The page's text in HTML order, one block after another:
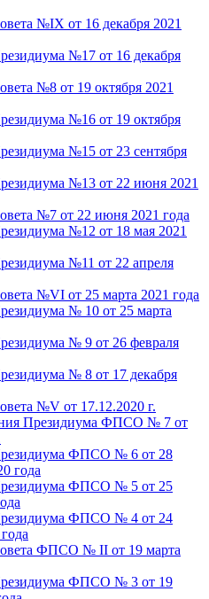
№IX от 16 декабря 2021
№17 от 16 декабря
№8 от 19 октября 2021
№16 от 19 октября
№15 от 23 сентября
№13 от 22 июня 2021
№7 от 22 июня 2021 года
№12 от 18 мая 2021
№11 от 22 апреля
№VI от 25 марта 2021 года
№ 10 от 25 марта
№ 9 от 26 февраля
№ 8 от 17 декабря
№V от 17.12.2020 г.
Президиума ФПСО № 7 от
ФПСО № 6 от 28
года
ФПСО № 5 от 25
ФПСО № 4 от 24
ФПСО № II от 19 марта
ФПСО № 3 от 19